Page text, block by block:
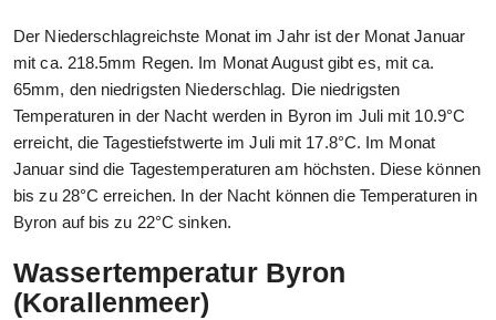
Der Niederschlagreichste Monat im Jahr ist der Monat Januar
mit ca. 218.5mm Regen. Im Monat August gibt es, mit ca.
65mm, den niedrigsten Niederschlag. Die niedrigsten
Temperaturen in der Nacht werden in Byron im Juli mit 10.9°C
erreicht, die Tagestiefstwerte im Juli mit 17.8°C. Im Monat
Januar sind die Tagestemperaturen am höchsten. Diese können
bis zu 28°C erreichen. In der Nacht können die Temperaturen in
Byron auf bis zu 22°C sinken.
Wassertemperatur Byron
(Korallenmeer)